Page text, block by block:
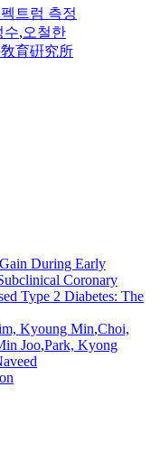
트럼 측정
수,오철한
育硏究所
During Early
Coronary
Type 2 Diabetes: The
Kyoung Min,Choi,
Joo,Park, Kyong